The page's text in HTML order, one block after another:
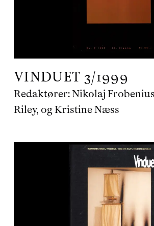
VINDUET 3/1999
Redaktører:Nikolaj
Riley, og Kristine Næss